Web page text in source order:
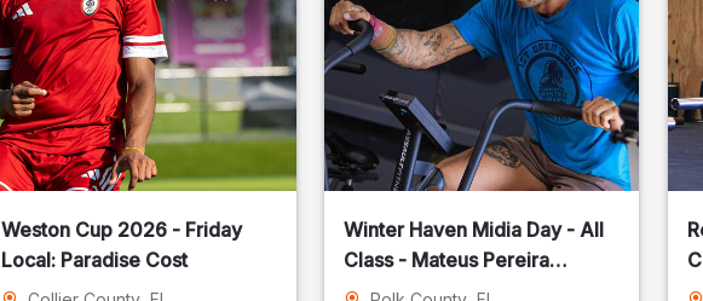
Weston Cup 2026 - Friday
Local: Paradise Cost
Winter Haven Midia Day - All
Class - Mateus Pereira
Fotografia